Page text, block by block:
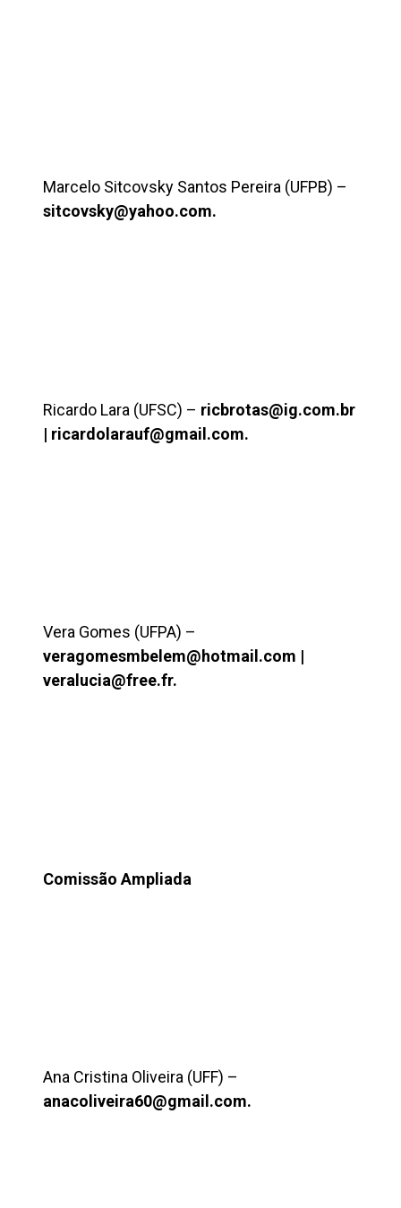
Marcelo Sitcovsky Santos Pereira (UFPB) –
sitcovsky@yahoo.com.
Ricardo Lara (UFSC) – ricbrotas@ig.com.br
| ricardolarauf@gmail.com.
Vera Gomes (UFPA) –
veragomesmbelem@hotmail.com |
veralucia@free.fr.
Comissão Ampliada
Ana Cristina Oliveira (UFF) –
anacoliveira60@gmail.com.